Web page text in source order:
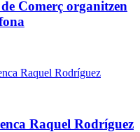
Comerç organitzen
Raquel Rodríguez